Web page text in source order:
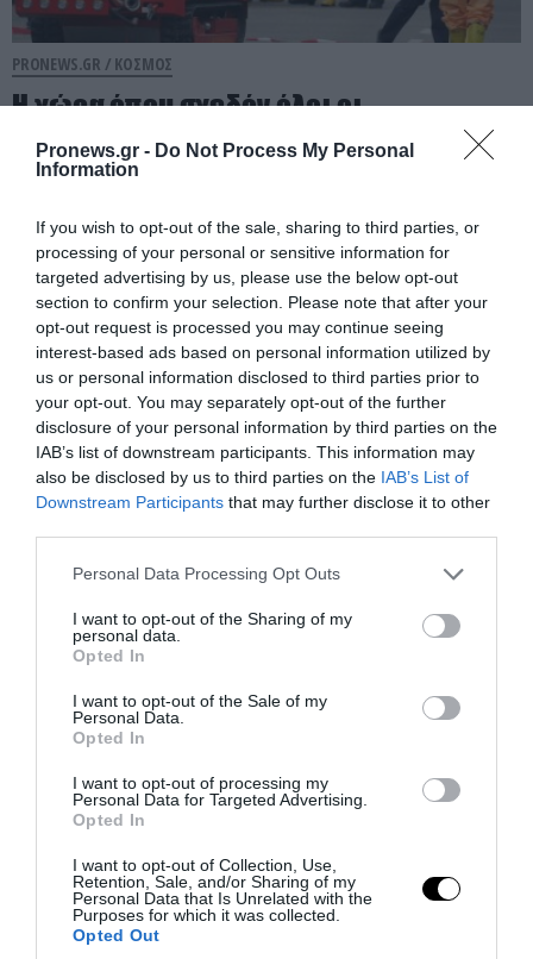
Pronews.gr - Do Not Process My Personal
Information
If you wish to opt-out of the sale, sharing to third parties, or
processing of your personal or sensitive information for
targeted advertising by us, please use the below opt-out
section to confirm your selection. Please note that after your
opt-out request is processed you may continue seeing
interest-based ads based on personal information utilized by
us or personal information disclosed to third parties prior to
your opt-out. You may separately opt-out of the further
disclosure of your personal information by third parties on the
IAB’s list of downstream participants. This information may
also be disclosed by us to third parties on the IAB’s List of
Downstream Participants that may further disclose it to other
Please note that this website/app uses one or more Google
not limited to your visit or usage behaviour. You may click to
grant or deny consent to Google and its third-party tags to
use your data for below specified purposes in below Google
consent section.
Personal Data Processing Opt Outs
I want to opt-out of the Sharing of my
personal data.
Opted In
I want to opt-out of the Sale of my
Personal Data.
Opted In
I want to opt-out of processing my
Personal Data for Targeted Advertising.
Opted In
I want to opt-out of Collection, Use,
Retention, Sale, and/or Sharing of my
Personal Data that Is Unrelated with the
Purposes for which it was collected.
Opted Out
PRONEWS.GR / ΚΟΣΜΟΣ
Η χώρα όπου σχεδόν όλοι οι
πυροσβέστες είναι εθελοντές
Χάος στο Κοινοβούλιο του Κοσόβου –
Βουλευτής πέταξε αυγά στον
πρωθυπουργό (βίντεο)
08.08.2026 | 20:04